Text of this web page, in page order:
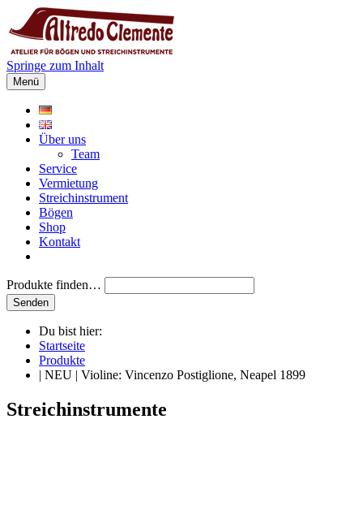
Springe zum Inhalt
Menü
Über uns
Team
Service
Vermietung
Streichinstrument
Bögen
Shop
Kontakt
Produkte finden…
Du bist hier:
Startseite
Produkte
| NEU | Violine: Vincenzo Postiglione, Neapel 1899
Streichinstrumente